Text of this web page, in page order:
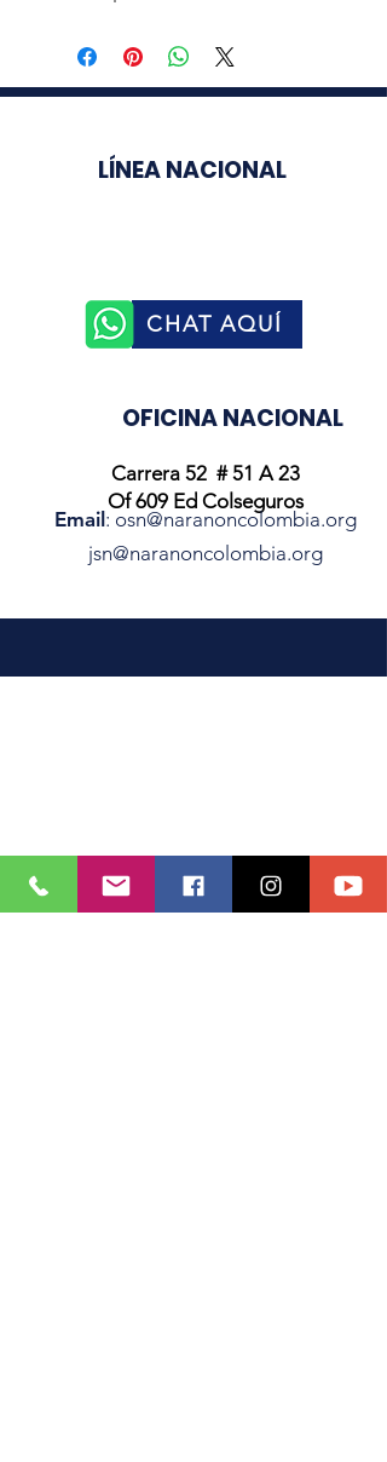
Carrera 52 # 51 A 23
Of 609 Ed Colseguros
Email : osn@naranoncolombia.org
jsn@naranoncolombia.org
LÍNEA NACIONAL
CHAT AQUÍ
OFICINA NACIONAL